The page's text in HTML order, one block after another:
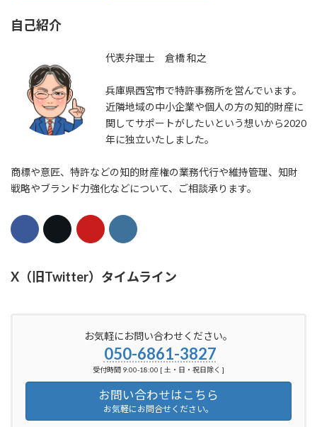
自己紹介
代表弁理士 倉橋 和之
兵庫県西宮市で特許事務所を営んでいます。
近隣地域の中小企業や個人の方の知的財産に
関してサポートがしたいという想いから2020
年に独立いたしました。
商標や意匠、特許などの知的財産権の業務代行や維持管理、知財
戦略やブランド力強化などについて、ご相談承ります。
X（旧Twitter）タイムライン
お気軽にお問い合わせください。
050-6861-3827
受付時間 9:00-18:00 [ 土・日・祝日除く ]
お問い合わせはこちら
お気軽にお問合せください。